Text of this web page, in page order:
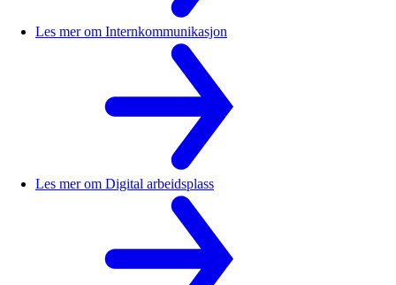
Les mer om Internkommunikasjon
Les mer om Digital arbeidsplass